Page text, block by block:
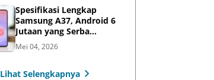
Spesifikasi Lengkap
Samsung A37, Android 6
Jutaan yang Serba
Lengkap
Mei 04, 2026
Lihat Selengkapnya